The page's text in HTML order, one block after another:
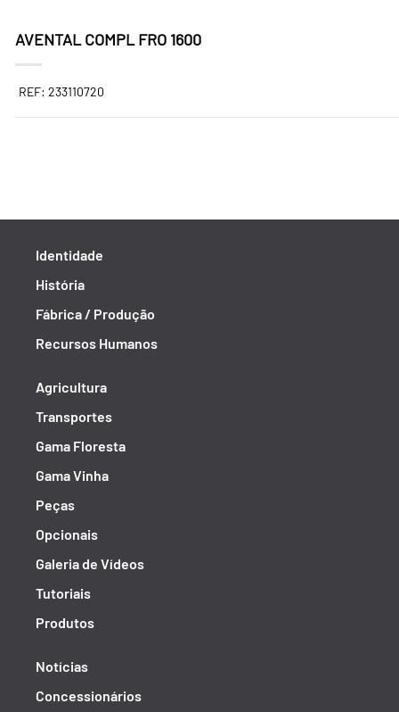
AVENTAL COMPL FRO 1600
REF: 233110720
Identidade
História
Fábrica / Produção
Recursos Humanos
Agricultura
Transportes
Gama Floresta
Gama Vinha
Peças
Opcionais
Galeria de Vídeos
Tutoriais
Produtos
Notícias
Concessionários